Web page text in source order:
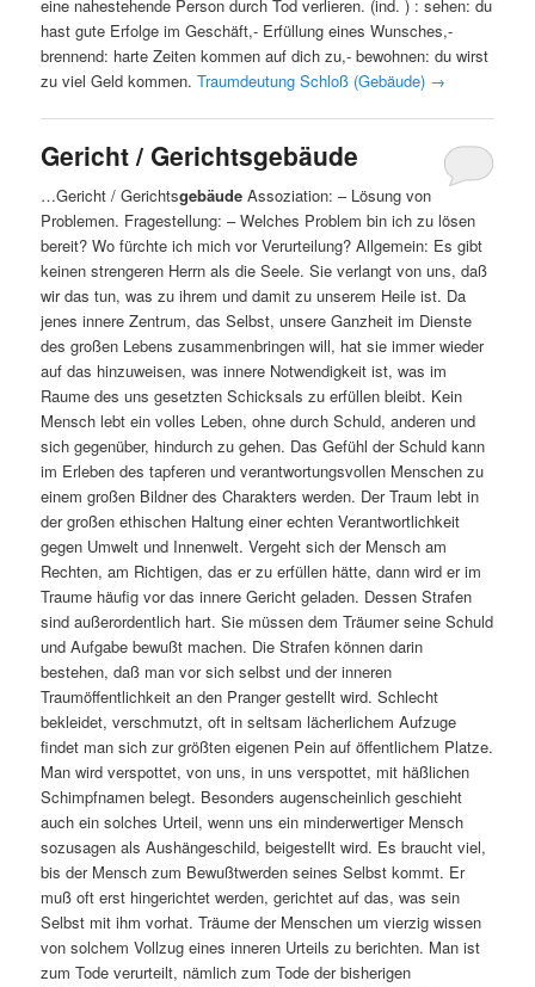
eine nahestehende Person durch Tod verlieren. (ind. ) : sehen: du
hast gute Erfolge im Geschäft,- Erfüllung eines Wunsches,-
brennend: harte Zeiten kommen auf dich zu,- bewohnen: du wirst
zu viel Geld kommen.Traumdeutung Schloß (Gebäude) →
Gericht / Gerichtsgebäude
…Gericht / Gerichtsgebäude Assoziation: – Lösung von
Problemen. Fragestellung: – Welches Problem bin ich zu lösen
bereit? Wo fürchte ich mich vor Verurteilung? Allgemein: Es gibt
keinen strengeren Herrn als die Seele. Sie verlangt von uns, daß
wir das tun, was zu ihrem und damit zu unserem Heile ist. Da
jenes innere Zentrum, das Selbst, unsere Ganzheit im Dienste
des großen Lebens zusammenbringen will, hat sie immer wieder
auf das hinzuweisen, was innere Notwendigkeit ist, was im
Raume des uns gesetzten Schicksals zu erfüllen bleibt. Kein
Mensch lebt ein volles Leben, ohne durch Schuld, anderen und
sich gegenüber, hindurch zu gehen. Das Gefühl der Schuld kann
im Erleben des tapferen und verantwortungsvollen Menschen zu
einem großen Bildner des Charakters werden. Der Traum lebt in
der großen ethischen Haltung einer echten Verantwortlichkeit
gegen Umwelt und Innenwelt. Vergeht sich der Mensch am
Rechten, am Richtigen, das er zu erfüllen hätte, dann wird er im
Traume häufig vor das innere Gericht geladen. Dessen Strafen
sind außerordentlich hart. Sie müssen dem Träumer seine Schuld
und Aufgabe bewußt machen. Die Strafen können darin
bestehen, daß man vor sich selbst und der inneren
Traumöffentlichkeit an den Pranger gestellt wird. Schlecht
bekleidet, verschmutzt, oft in seltsam lächerlichem Aufzuge
findet man sich zur größten eigenen Pein auf öffentlichem Platze.
Man wird verspottet, von uns, in uns verspottet, mit häßlichen
Schimpfnamen belegt. Besonders augenscheinlich geschieht
auch ein solches Urteil, wenn uns ein minderwertiger Mensch
sozusagen als Aushängeschild, beigestellt wird. Es braucht viel,
bis der Mensch zum Bewußtwerden seines Selbst kommt. Er
muß oft erst hingerichtet werden, gerichtet auf das, was sein
Selbst mit ihm vorhat. Träume der Menschen um vierzig wissen
von solchem Vollzug eines inneren Urteils zu berichten. Man ist
zum Tode verurteilt, nämlich zum Tode der bisherigen